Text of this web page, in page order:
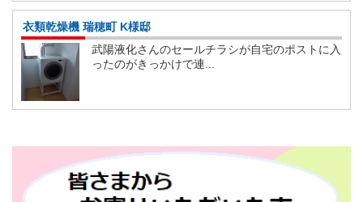
衣類乾燥機 瑞穂町 K様邸
武陽液化さんのセールチラシが自宅のポストに入
ったのがきっかけで連...